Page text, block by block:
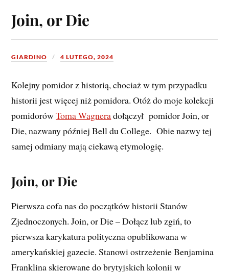
Join, or Die
GIARDINO 4 LUTEGO, 2024
Kolejny pomidor z historią, chociaż w tym przypadku
historii jest więcej niż pomidora. Otóż do moje kolekcji
pomidorówToma Wagneradołączył pomidor Join, or
Die, nazwany później Bell du College. Obie nazwy tej
samej odmiany mają ciekawą etymologię.
Join, or Die
Pierwsza cofa nas do początków historii Stanów
Zjednoczonych. Join, or Die – Dołącz lub zgiń, to
pierwsza karykatura polityczna opublikowana w
amerykańskiej gazecie. Stanowi ostrzeżenie Benjamina
Franklina skierowane do brytyjskich kolonii w